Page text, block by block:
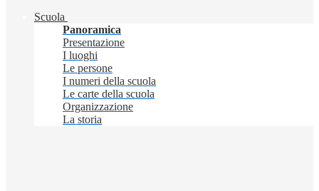
Scuola
Panoramica
Presentazione
I luoghi
Le persone
I numeri della scuola
Le carte della scuola
Organizzazione
La storia